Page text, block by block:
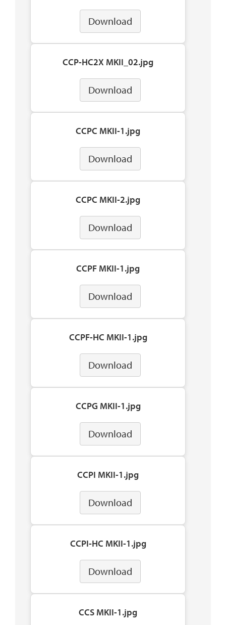
Download
CCP-HC2X MKII_02.jpg
Download
CCPC MKII-1.jpg
Download
CCPC MKII-2.jpg
Download
CCPF MKII-1.jpg
Download
CCPF-HC MKII-1.jpg
Download
CCPG MKII-1.jpg
Download
CCPI MKII-1.jpg
Download
CCPI-HC MKII-1.jpg
Download
CCS MKII-1.jpg